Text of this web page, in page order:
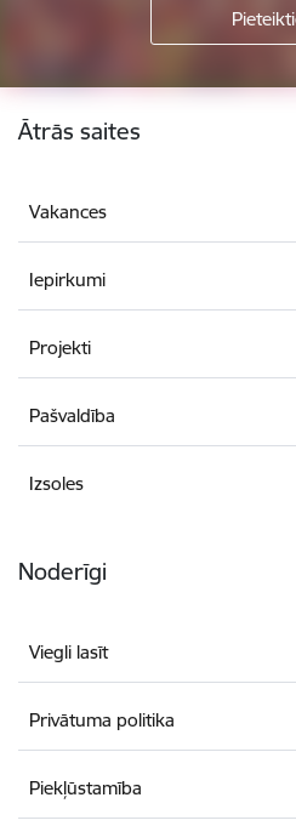
Kājene
Ātrās saites
Vakances
Iepirkumi
Projekti
Pašvaldība
Izsoles
Noderīgi
Viegli lasīt
Privātuma politika
Piekļūstamība